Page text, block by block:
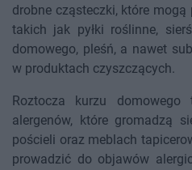
drobne cząsteczki, które mogą
takich jak pyłki roślinne,
domowego, pleśń, a nawet
w produktach czyszczących.
Roztocza kurzu
alergenów, które gromadzą
pościeli oraz meblach
prowadzić do objawów